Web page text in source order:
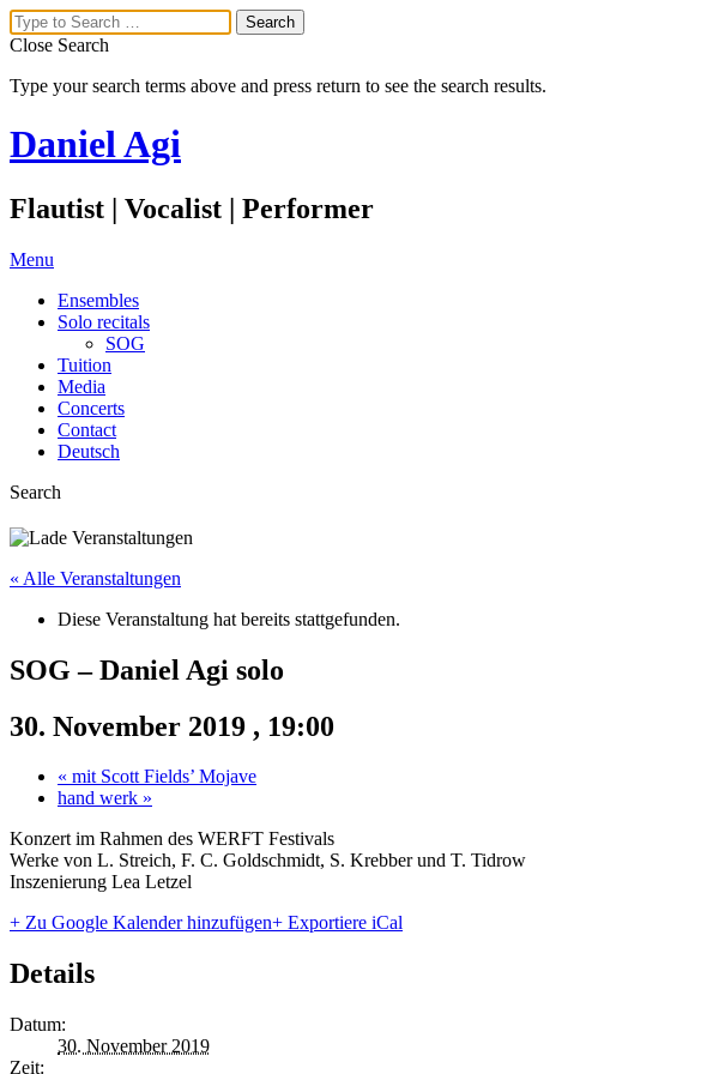
Close Search
Type your search terms above and press return to see the search results.
Daniel Agi
Flautist | Vocalist | Performer
Menu
Ensembles
Solo recitals
SOG
Tuition
Media
Concerts
Contact
Deutsch
Search
« Alle Veranstaltungen
Diese Veranstaltung hat bereits stattgefunden.
SOG – Daniel Agi solo
30. November 2019 , 19:00
« mit Scott Fields’ Mojave
hand werk »
Konzert im Rahmen des WERFT Festivals
Werke von L. Streich, F. C. Goldschmidt, S. Krebber und T. Tidrow
Inszenierung Lea Letzel
+ Zu Google Kalender hinzufügen+ Exportiere iCal
Details
Datum:
30. November 2019
Zeit: